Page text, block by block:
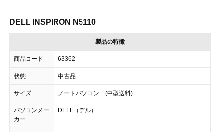
DELL INSPIRON N5110
製品の特徴
商品コード 63362
状態 中古品
サイズ ノートパソコン (中型送料)
パソコンメー
カー
DELL（デル）